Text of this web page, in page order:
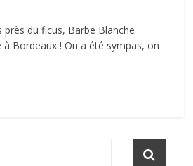
du ficus, Barbe Blanche
à Bordeaux ! On a été sympas, on